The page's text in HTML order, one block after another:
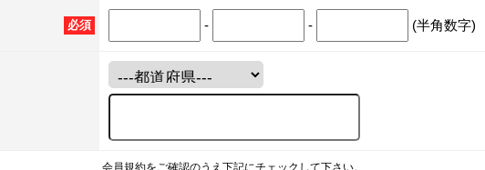
必須 - - (半角数字)
会員規約をご確認のうえ下記にチェックして下さい。